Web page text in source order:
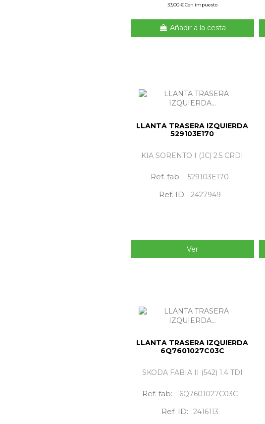
33,00 € Con impuesto
Añadir a la cesta
LLANTA TRASERA IZQUIERDA
529103E170
KIA SORENTO I (JC) 2.5 CRDI
Ref. fab: 529103E170
Ref. ID: 2427949
Ver
LLANTA TRASERA IZQUIERDA
6Q7601027C03C
SKODA FABIA II (542) 1.4 TDI
Ref. fab: 6Q7601027C03C
Ref. ID: 2416113